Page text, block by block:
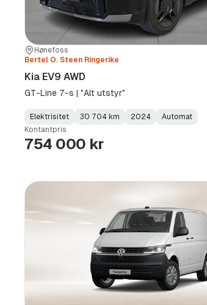
Sted:
Hønefoss
Forhandler:
Bertel O. Steen Ringerike
Kia EV9 AWD
GT-Line 7-s | "Alt utstyr"
Fuel
Type:
Elektrisitet
Kilometerstand:
30 704 km
Model
Year:
2024
Gearbox
Type:
Automat
Kontantpris
754 000 kr